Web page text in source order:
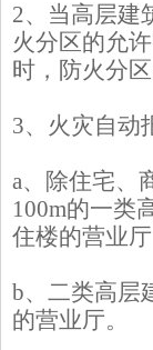
2、当高层建
火分区的允
时，防火分
3、火灾自动
a、除住宅、
100m的一类
住楼的营业
b、二类高层
的营业厅。